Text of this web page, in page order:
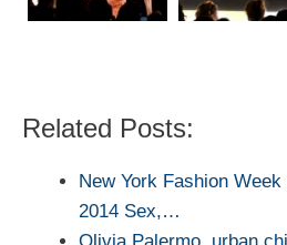
Related Posts:
New York Fashion
2014 Sex,…